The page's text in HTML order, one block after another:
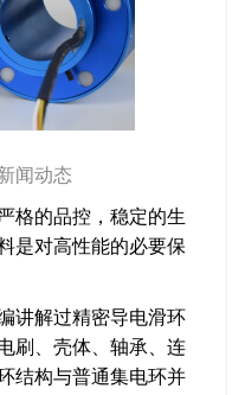
闻动态
格的品控，稳定的生
是对高性能的必要保
讲解过精密导电滑环
刷、壳体、轴承、连
结构与普通集电环并